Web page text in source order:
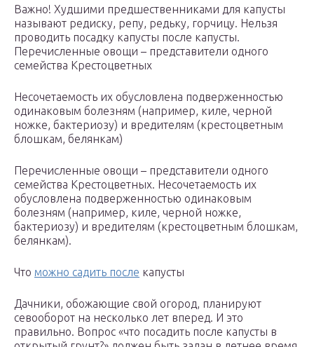
Важно! Худшими предшественниками для капусты
называют редиску, репу, редьку, горчицу. Нельзя
проводить посадку капусты после капусты.
Перечисленные овощи – представители одного
семейства Крестоцветных
Несочетаемость их обусловлена подверженностью
одинаковым болезням (например, киле, черной
ножке, бактериозу) и вредителям (крестоцветным
блошкам, белянкам)
Перечисленные овощи – представители одного
семейства Крестоцветных. Несочетаемость их
обусловлена подверженностью одинаковым
болезням (например, киле, черной ножке,
бактериозу) и вредителям (крестоцветным блошкам,
белянкам).
Что можно садить после капусты
Дачники, обожающие свой огород, планируют
севооборот на несколько лет вперед. И это
правильно. Вопрос «что посадить после капусты в